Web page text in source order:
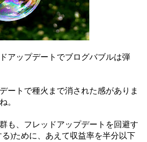
アップデートでブログバブルは弾
ートで種火まで消された感がありま
。
も、フレッドアップデートを回避す
)ために、あえて収益率を半分以下